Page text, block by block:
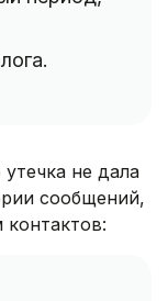
не дала
сообщений,